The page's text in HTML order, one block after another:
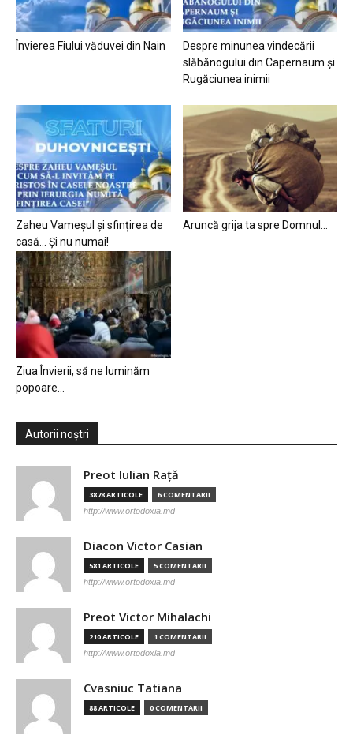
Învierea Fiului văduvei din Nain
Despre minunea vindecării
slăbănogului din Capernaum și
Rugăciunea inimii
Zaheu Vameșul și sfințirea de
casă… Și nu numai!
Aruncă grija ta spre Domnul…
Ziua Învierii, să ne luminăm
popoare…
Autorii noștri
Preot Iulian Raţă
3878 ARTICOLE 6 COMENTARII
http://www.ortodoxia.md
Diacon Victor Casian
581 ARTICOLE 5 COMENTARII
http://www.ortodoxia.md
Preot Victor Mihalachi
210 ARTICOLE 1 COMENTARII
http://www.ortodoxia.md
Cvasniuc Tatiana
88 ARTICOLE 0 COMENTARII